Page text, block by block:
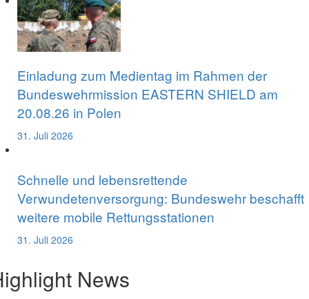
Einladung zum Medientag im Rahmen der
Bundeswehrmission EASTERN SHIELD am
20.08.26 in Polen
31. Juli 2026
Schnelle und lebensrettende
Verwundetenversorgung: Bundeswehr beschafft
weitere mobile Rettungsstationen
31. Juli 2026
News